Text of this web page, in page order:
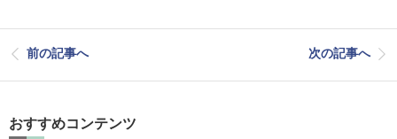
前の記事へ 次の記事へ
おすすめコンテンツ